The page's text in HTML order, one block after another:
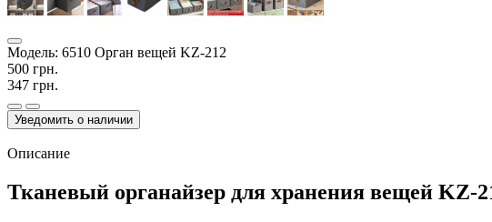
Модель: 6510 Орган вещей KZ-212
500 грн.
347 грн.
Уведомить о наличии
Описание
Тканевый органайзер для хранения вещей